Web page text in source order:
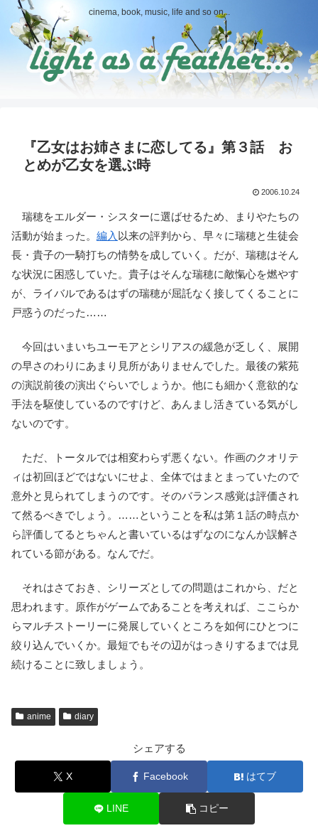
cinema, book, music, life and so on...
『乙女はお姉さまに恋してる』第３話 お
とめが乙女を選ぶ時
2006.10.24
瑞穂をエルダー・シスターに選ばせるため、まりやたちの
活動が始まった。 編入 以来の評判から、早々に瑞穂と生徒会
長・貴子の一騎打ちの情勢を成していく。だが、瑞穂はそん
な状況に困惑していた。貴子はそんな瑞穂に敵愾心を燃やす
が、ライバルであるはずの瑞穂が屈託なく接してくることに
戸惑うのだった……
今回はいまいちユーモアとシリアスの緩急が乏しく、展開
の早さのわりにあまり見所がありませんでした。最後の紫苑
の演説前後の演出ぐらいでしょうか。他にも細かく意欲的な
手法を駆使しているのですけど、あんまし活きている気がし
ないのです。
ただ、トータルでは相変わらず悪くない。作画のクオリテ
ィは初回ほどではないにせよ、全体ではまとまっていたので
意外と見られてしまうのです。そのバランス感覚は評価され
て然るべきでしょう。……ということを私は第１話の時点か
ら評価してるとちゃんと書いているはずなのになんか誤解さ
れている節がある。なんでだ。
それはさておき、シリーズとしての問題はこれから、だと
思われます。原作がゲームであることを考えれば、ここらか
らマルチストーリーに発展していくところを如何にひとつに
絞り込んでいくか。最短でもその辺がはっきりするまでは見
続けることに致しましょう。
anime diary
シェアする
X Facebook はてブ
LINE コピー